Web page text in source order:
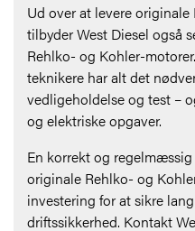
Ud over at levere
tilbyder West Diesel også
Rehlko- og Kohler-
teknikere har alt det
vedligeholdelse og test –
og elektriske opgaver.
En korrekt og
originale Rehlko- og
investering for at sikre
driftssikkerhed. Kontakt